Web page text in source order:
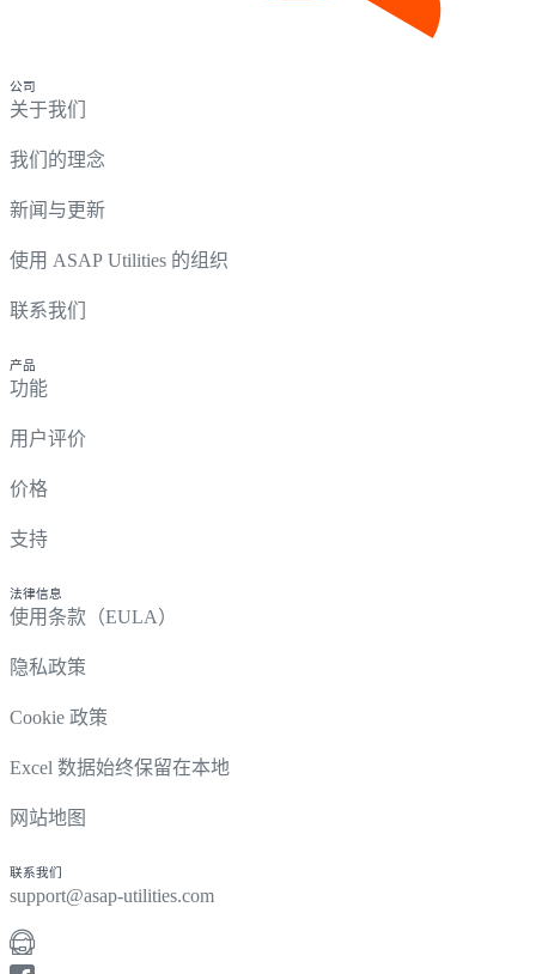
公司
关于我们
我们的理念
新闻与更新
使用 ASAP Utilities 的组织
联系我们
产品
功能
用户评价
价格
支持
法律信息
使用条款（EULA）
隐私政策
Cookie 政策
Excel 数据始终保留在本地
网站地图
联系我们
support@asap-utilities.com